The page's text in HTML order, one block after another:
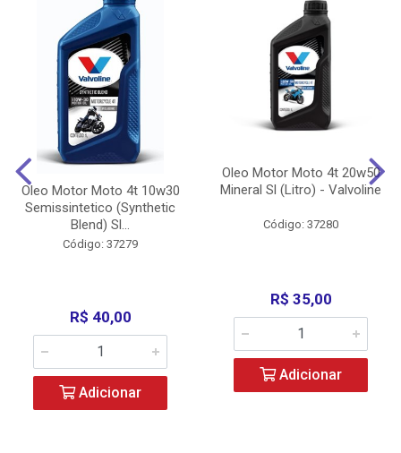
Oleo Motor Moto 4t 10w30
Semissintetico (Synthetic
Blend) Sl...
Código: 37279
R$ 40,00
Adicionar
Oleo Motor Moto 4t 20w50
Mineral Sl (Litro) - Valvoline
Código: 37280
R$ 35,00
Adicionar